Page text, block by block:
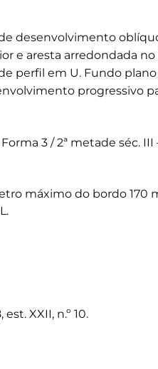
desenvolvimento
e aresta arredondada
perfil em U. Fundo
progressivo
3 / 2ª metade séc. III
máximo do bordo 170
est. XXII, n.º 10.